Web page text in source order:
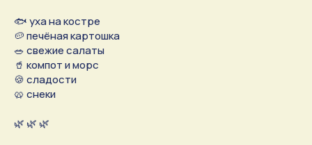
🐟 уха на костре
🥔 печёная картошка
🥗 свежие салаты
🥤 компот и морс
🍪 сладости
🥨 снеки
🌿 🌿 🌿